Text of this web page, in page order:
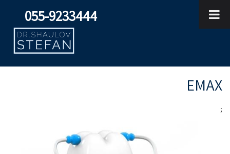
055-9233444
EMAX
;